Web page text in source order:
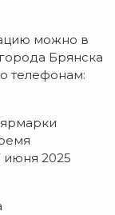
можно в
Брянска
телефонам:
июня 2025